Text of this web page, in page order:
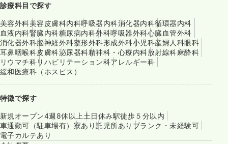
診療科目で探す
美容外科美容皮膚科内科呼吸器内科消化器内科循環器内科
血液内科腎臓内科糖尿病内科外科呼吸器外科心臓血管外科
消化器外科脳神経外科整形外科形成外科小児科産婦人科眼科
耳鼻咽喉科皮膚科泌尿器科精神科・心療内科放射線科麻酔科
リウマチ科リハビリテーション科アレルギー科
緩和医療科（ホスピス）
特徴で探す
新規オープン4週8休以上 土日休み駅徒歩５分以内
車通勤可（駐車場有） 寮あり託児所あり ブランク・未経験可
電子カルテあり